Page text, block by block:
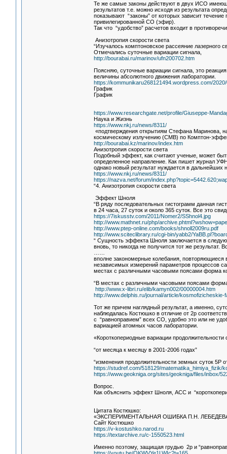
Те же самые законы действуют в двух ИСО
результатов т.е. можно исходя из результата
показывают “законы” от которых зависит
привилегированной СО (эфир).
Так что “удобство” расчетов входит в
Анизотропия скорости света
“Изучалось комптоновское рассеяние лазерного
Отмечались суточные вариации сигнала,
http://bourabai.ru/marinov/ufn200702.htm
Поясняю, суточные вариации сигнала, это
величины абсолютного движения лаборатории.
https://kommunikaru268121494.wordpress.com/
График
График
https://www.researchgate.net/profile/Giuseppe-
Наука и Жизнь
https://www.nkj.ru/news/8311/
«подтверждения открытиям Стефана Маринова,
космическому излучению (CMB) по Комптон-
http://bourabai.kz/marinov/index.htm
Анизотропия скорости света
Подобный эффект, как считают ученые, может
определенное направление. Как пишет журнал
однако новый результат нуждается в дальнейших
https://www.nkj.ru/news/8311/
https://nazva.net/forum/
“4. Анизотропия скорости света
Эффект Шноля
“В ряду последовательных гистограмм данная
в 24 часа, 27 суток и около 365 суток. Все это
https://7iskusstv.com/2011/Nomer2/SShnol4.jpg
http://www.mathnet.ru/php/
http://www.ptep-online.com/books/shnoll2009ru.pdf
http://www.sciteclibrary.ru/cgi-bin/yabb2/
“ Сущность эффекта Шноля заключается в
вновь, то никогда не получится тот же результат.
вполне закономерные колебания,
независимых измерений параметров процессов
местах с различными часовыми поясами форма
“В местах с различными часовыми поясами
http://www.x-libri.ru/elib/kamyn002/00000004.htm
http://www.delphis.ru/journal/article/
Тот же причем наглядный результат, а именно,
наблюдалась Костюшко в отличие от 2р
с “равноправием” всех СО, удобно это или не
вариацией атомных часов лаборатории.
«Короткопериодные вариации продолжительности
“от месяца к месяцу в 2001-2006 годах”
“изменения продолжительности земных суток 5Р
https://studref.com/518129/matematika_himiya_fizik/
https://www.geokniga.org/sites/geokniga/files/inbox/
Вопрос.
Как объяснить эффект Шноля, АСС и
Цитата Костюшко:
«ЭКСПЕРИМЕНТАЛЬНАЯ ОШИБКА П.Н.
Сайт Костюшко
https://v-kostushko.narod.ru
https://textarchive.ru/c-1550523.html
Именно поэтому, защищая грудью 2р и